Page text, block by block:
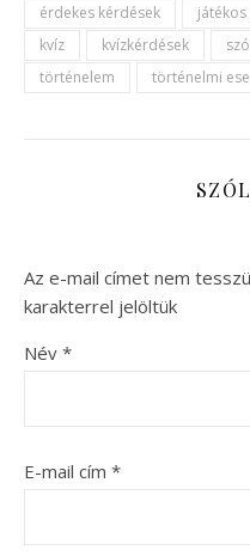
érdekes kérdések
kvíz
kvízkérdések
történelem
történelmi
Az e-mail címet nem
karakterrel jelöltük
Név *
E-mail cím *